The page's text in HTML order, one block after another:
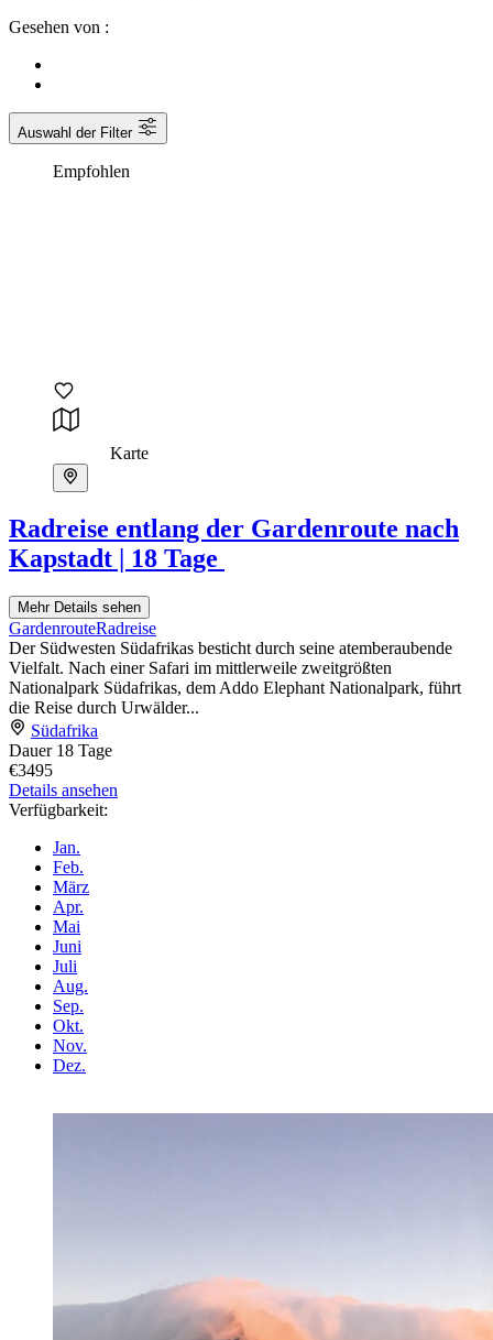
Gesehen von :
Auswahl der Filter
Empfohlen
Karte
Radreise entlang der Gardenroute nach
Kapstadt | 18 Tage
Mehr Details sehen
GardenrouteRadreise
Der Südwesten Südafrikas besticht durch seine atemberaubende
Vielfalt. Nach einer Safari im mittlerweile zweitgrößten
Nationalpark Südafrikas, dem Addo Elephant Nationalpark, führt
die Reise durch Urwälder...
Südafrika
Dauer 18 Tage
€3495
Details ansehen
Verfügbarkeit:
Jan.
Feb.
März
Apr.
Mai
Juni
Juli
Aug.
Sep.
Okt.
Nov.
Dez.